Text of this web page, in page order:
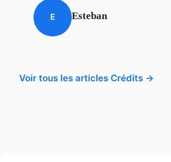
E Esteban
Voir tous les articles Crédits →